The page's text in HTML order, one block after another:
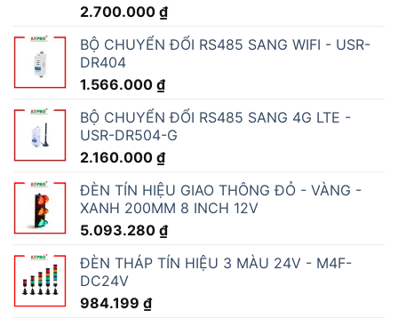
2.700.000 ₫
BỘ CHUYỂN ĐỔI RS485 SANG WIFI - USR-
DR404
1.566.000 ₫
BỘ CHUYỂN ĐỔI RS485 SANG 4G LTE -
USR-DR504-G
2.160.000 ₫
ĐÈN TÍN HIỆU GIAO THÔNG ĐỎ - VÀNG -
XANH 200MM 8 INCH 12V
5.093.280 ₫
ĐÈN THÁP TÍN HIỆU 3 MÀU 24V - M4F-
DC24V
984.199 ₫